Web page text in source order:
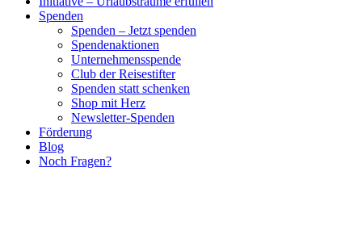
Spenden
Spenden – Jetzt spenden
Spendenaktionen
Unternehmensspende
Club der Reisestifter
Spenden statt schenken
Shop mit Herz
Newsletter-Spenden
Förderung
Blog
Noch Fragen?